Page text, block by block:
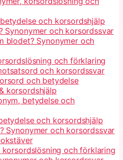
och korsordshjälp
Synonymer och korsordssvar
blodet? Synonymer och
och förklaring
och korsordssvar
och betydelse
korsordshjälp
betydelse och
och korsordshjälp
Synonymer och korsordssvar
korsordslösning och förklaring